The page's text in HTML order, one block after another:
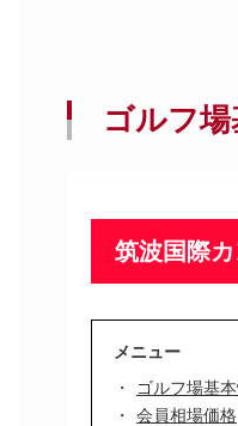
ゴルフ
筑波国際
メニュー
ゴルフ場基
会員相場価格